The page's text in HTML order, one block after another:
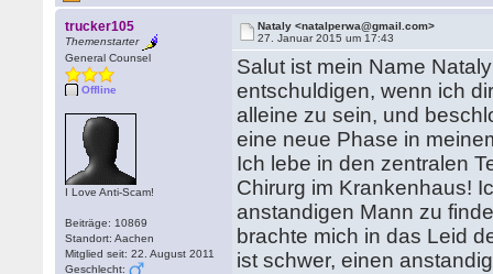
trucker105
Themenstarter
General Counsel
Offline
I Love Anti-Scam!
Beiträge: 10869
Standort: Aachen
Mitglied seit: 22. August 2011
Geschlecht:
Nataly <natalperwa@gmail.com>
27. Januar 2015 um 17:43
Salut ist mein Name
entschuldigen, wenn ich
alleine zu sein, und
eine neue Phase in
Ich lebe in den zentralen
Chirurg im Krankenhaus!
anstandigen Mann zu
brachte mich in das Leid
ist schwer, einen